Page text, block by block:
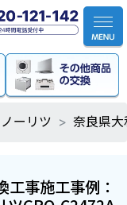
ノーリツ 奈良県
事施工事例：